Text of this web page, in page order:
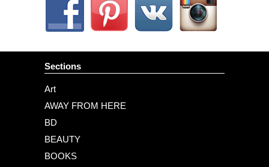
Sections
Art
AWAY FROM HERE
BD
BEAUTY
BOOKS